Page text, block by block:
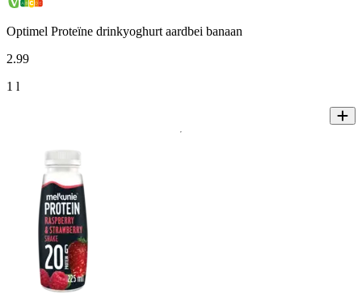
Optimel Proteïne drinkyoghurt aardbei banaan
2.99
1 l